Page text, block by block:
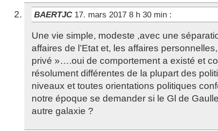
BAERTJC 17. mars 2017 8 h 30 min :
Une vie simple, modeste ,avec une
affaires de l’Etat et, les affaires
privé »….oui de comportement a existé et
résolument différentes de la plupart des
niveaux et toutes orientations politiques
notre époque se demander si le Gl de
autre galaxie ?